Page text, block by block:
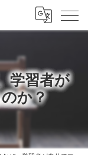
学習者が
か？